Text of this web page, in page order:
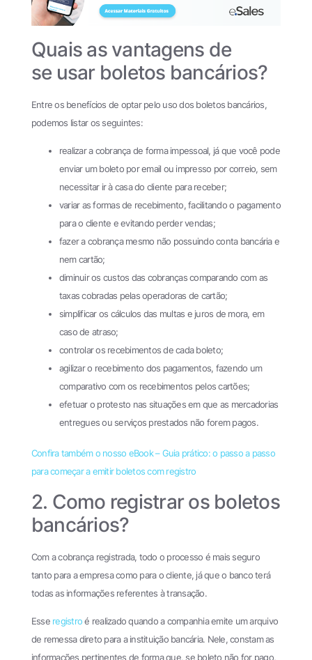
Quais as vantagens de
se usar boletos bancários?
Entre os benefícios de optar pelo uso dos boletos bancários,
podemos listar os seguintes:
realizar a cobrança de forma impessoal, já que você pode
enviar um boleto por email ou impresso por correio, sem
necessitar ir à casa do cliente para receber;
variar as formas de recebimento, facilitando o pagamento
para o cliente e evitando perder vendas;
fazer a cobrança mesmo não possuindo conta bancária e
nem cartão;
diminuir os custos das cobranças comparando com as
taxas cobradas pelas operadoras de cartão;
simplificar os cálculos das multas e juros de mora, em
caso de atraso;
controlar os recebimentos de cada boleto;
agilizar o recebimento dos pagamentos, fazendo um
comparativo com os recebimentos pelos cartões;
efetuar o protesto nas situações em que as mercadorias
entregues ou serviços prestados não forem pagos.
Confira também o nosso eBook – Guia prático: o passo a passo
para começar a emitir boletos com registro
2. Como registrar os boletos
bancários?
Com a cobrança registrada, todo o processo é mais seguro
tanto para a empresa como para o cliente, já que o banco terá
todas as informações referentes à transação.
Esse registroé realizado quando a companhia emite um arquivo
de remessa direto para a instituição bancária. Nele, constam as
informações pertinentes de forma que, se boleto não for pago,